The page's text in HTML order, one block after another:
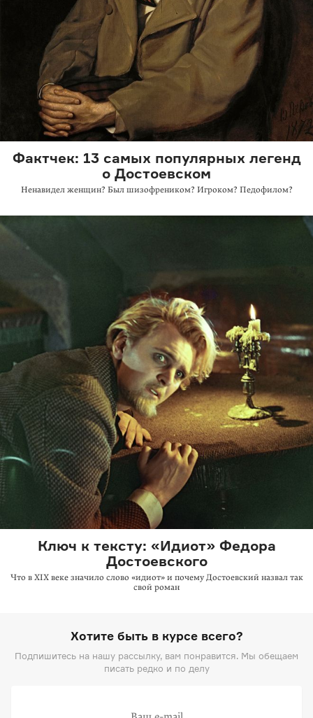
Фактчек: 13 самых популярных легенд
о Достоевском
Ненавидел женщин? Был шизофреником? Игроком? Педофилом?
Ключ к тексту: «Идиот» Федора
Достоевского
Что в XIX веке значило слово «идиот» и почему Достоевский назвал так
свой роман
Хотите быть в курсе всего?
Подпишитесь на нашу рассылку, вам понравится. Мы обещаем
писать редко и по делу